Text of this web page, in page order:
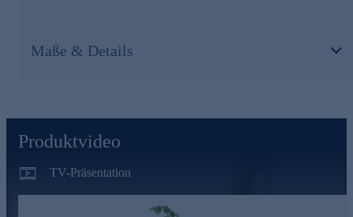
Flur oder auf der überdachten Terrasse: Diese Kunstgirlande
Maße & Details
Produktvideo
TV-Präsentation